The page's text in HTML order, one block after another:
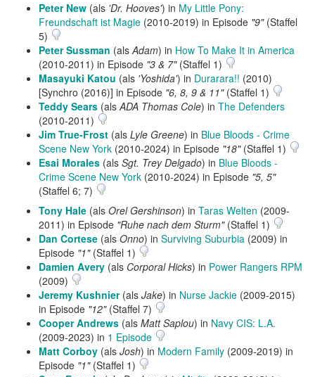
Peter New (als 'Dr. Hooves') in My Little Pony:
Freundschaft ist Magie (2010-2019) in Episode "9"(Staffel
5)
Peter Sussman (alsAdam) in How To Make It in America
(2010-2011) in Episode "3 & 7"(Staffel 1)
Masayuki Katou (als 'Yoshida') in Durarara!! (2010)
[Synchro (2016)] in Episode "6, 8, 9 & 11"(Staffel 1)
Teddy Sears (alsADA Thomas Cole) in The Defenders
(2010-2011)
Jim True-Frost (als Lyle Greene) in Blue Bloods - Crime
Scene New York (2010-2024) in Episode "18"(Staffel 1)
Esai Morales (als Sgt. Trey Delgado) in Blue Bloods -
Crime Scene New York (2010-2024) in Episode "5, 5"
(Staffel 6; 7)
Tony Hale (als Orel Gershinson) in Taras Welten (2009-
2011) in Episode "Ruhe nach dem Sturm"(Staffel 1)
Dan Cortese (als Onno) in Surviving Suburbia (2009) in
Episode "1"(Staffel 1)
Damien Avery (als Corporal Hicks) in Power Rangers RPM
(2009)
Jeremy Kushnier(als Jake) in Nurse Jackie (2009-2015)
in Episode "12"(Staffel 7)
Cooper Andrews (als Matt Saplou) in Navy CIS: L.A.
(2009-2023) in 1 Episode
Matt Corboy (als Josh) in Modern Family (2009-2019) in
Episode "1"(Staffel 1)